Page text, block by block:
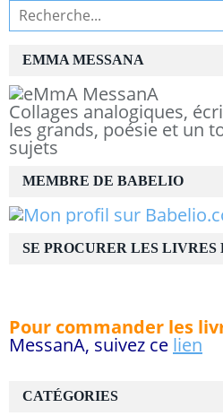
EMMA MESSANA
Collages analogiques,
les grands, poésie et un
sujets
CATÉGORIES
MEMBRE DE BABELIO
SE PROCURER LES
Pour commander les
MessanA, suivez ce lien